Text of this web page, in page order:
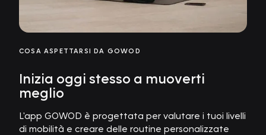
COSA ASPETTARSI DA GOWOD
Inizia oggi stesso a muoverti
meglio
L'app GOWOD è progettata per valutare i tuoi livelli
di mobilità e creare delle routine personalizzate